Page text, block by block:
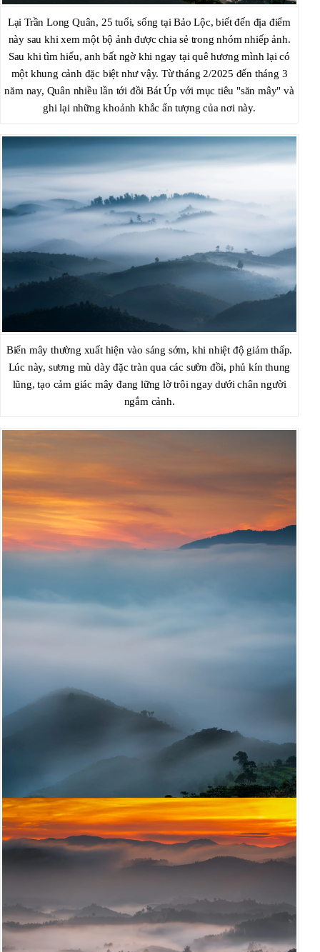
Lại Trần Long Quân, 25 tuổi, sống tại Bảo Lộc, biết đến địa điểm
này sau khi xem một bộ ảnh được chia sẻ trong nhóm nhiếp ảnh.
Sau khi tìm hiểu, anh bất ngờ khi ngay tại quê hương mình lại có
một khung cảnh đặc biệt như vậy. Từ tháng 2/2025 đến tháng 3
năm nay, Quân nhiều lần tới đồi Bát Úp với mục tiêu "săn mây" và
ghi lại những khoảnh khắc ấn tượng của nơi này.
Biển mây thường xuất hiện vào sáng sớm, khi nhiệt độ giảm thấp.
Lúc này, sương mù dày đặc tràn qua các sườn đồi, phủ kín thung
lũng, tạo cảm giác mây đang lững lờ trôi ngay dưới chân người
ngắm cảnh.